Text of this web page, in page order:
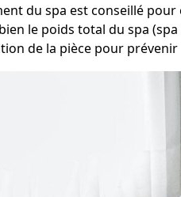
du spa est conseillé
le poids total du spa
de la pièce pour